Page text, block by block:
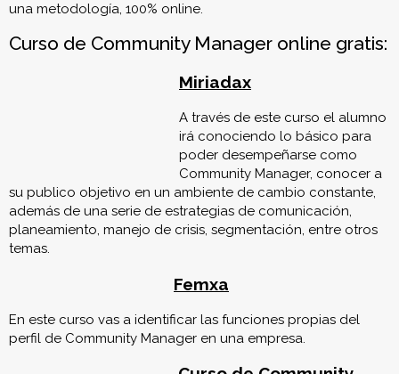
una metodología, 100% online.
Curso de Community Manager online gratis:
Miriadax
A través de este curso el alumno
irá conociendo lo básico para
poder desempeñarse como
Community Manager, conocer a
su publico objetivo en un ambiente de cambio constante,
además de una serie de estrategias de comunicación,
planeamiento, manejo de crisis, segmentación, entre otros
temas.
Femxa
En este curso vas a identificar las funciones propias del
perfil de Community Manager en una empresa.